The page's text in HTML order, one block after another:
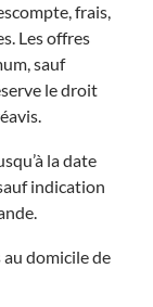
frais,
Les offres
sauf
le droit
la date
indication
domicile de